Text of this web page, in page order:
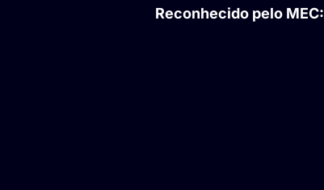
Reconhecido pelo MEC: